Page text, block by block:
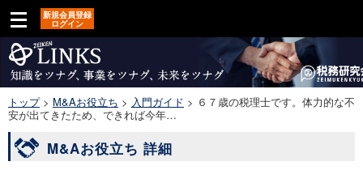
新規会員登録
ログイン
トップ> M&Aお役立ち > 入門ガイド > ６７歳の税理士です。体力的な不
安が出てきたため、できれば今年…
M&Aお役立ち 詳細